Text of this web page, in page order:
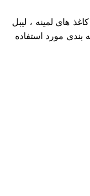
های لمینه ، لیبل
مورد استفاده